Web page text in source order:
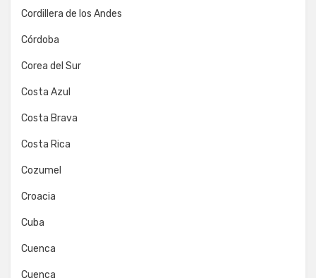
Cordillera de los Andes
Córdoba
Corea del Sur
Costa Azul
Costa Brava
Costa Rica
Cozumel
Croacia
Cuba
Cuenca
Cuenca